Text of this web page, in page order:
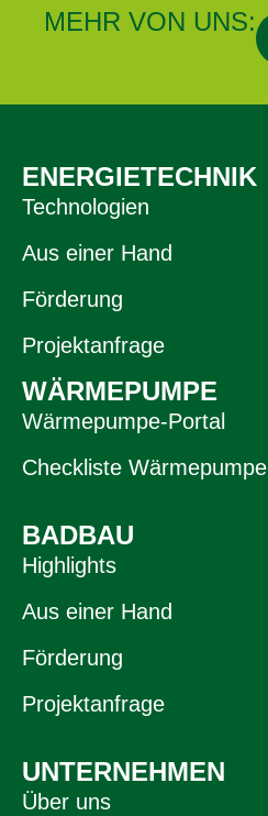
MEHR VON UNS:
ENERGIETECHNIK
Technologien
Aus einer Hand
Förderung
Projektanfrage
WÄRMEPUMPE
Wärmepumpe-Portal
Checkliste Wärmepumpe
BADBAU
Highlights
Aus einer Hand
Förderung
Projektanfrage
UNTERNEHMEN
Über uns